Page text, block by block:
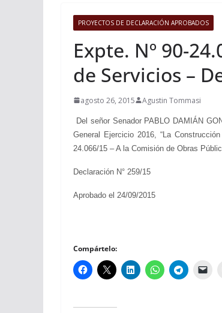
PROYECTOS DE DECLARACIÓN APROBADOS
Expte. Nº 90-
de Servicios –
agosto 26, 2015 Agustin Tommasi
Del señor Senador PABLO DAMIÁN
General Ejercicio 2016, “La
24.066/15 – A la Comisión de Obras
Declaración N° 259/15
Aprobado el 24/09/2015
Compártelo: